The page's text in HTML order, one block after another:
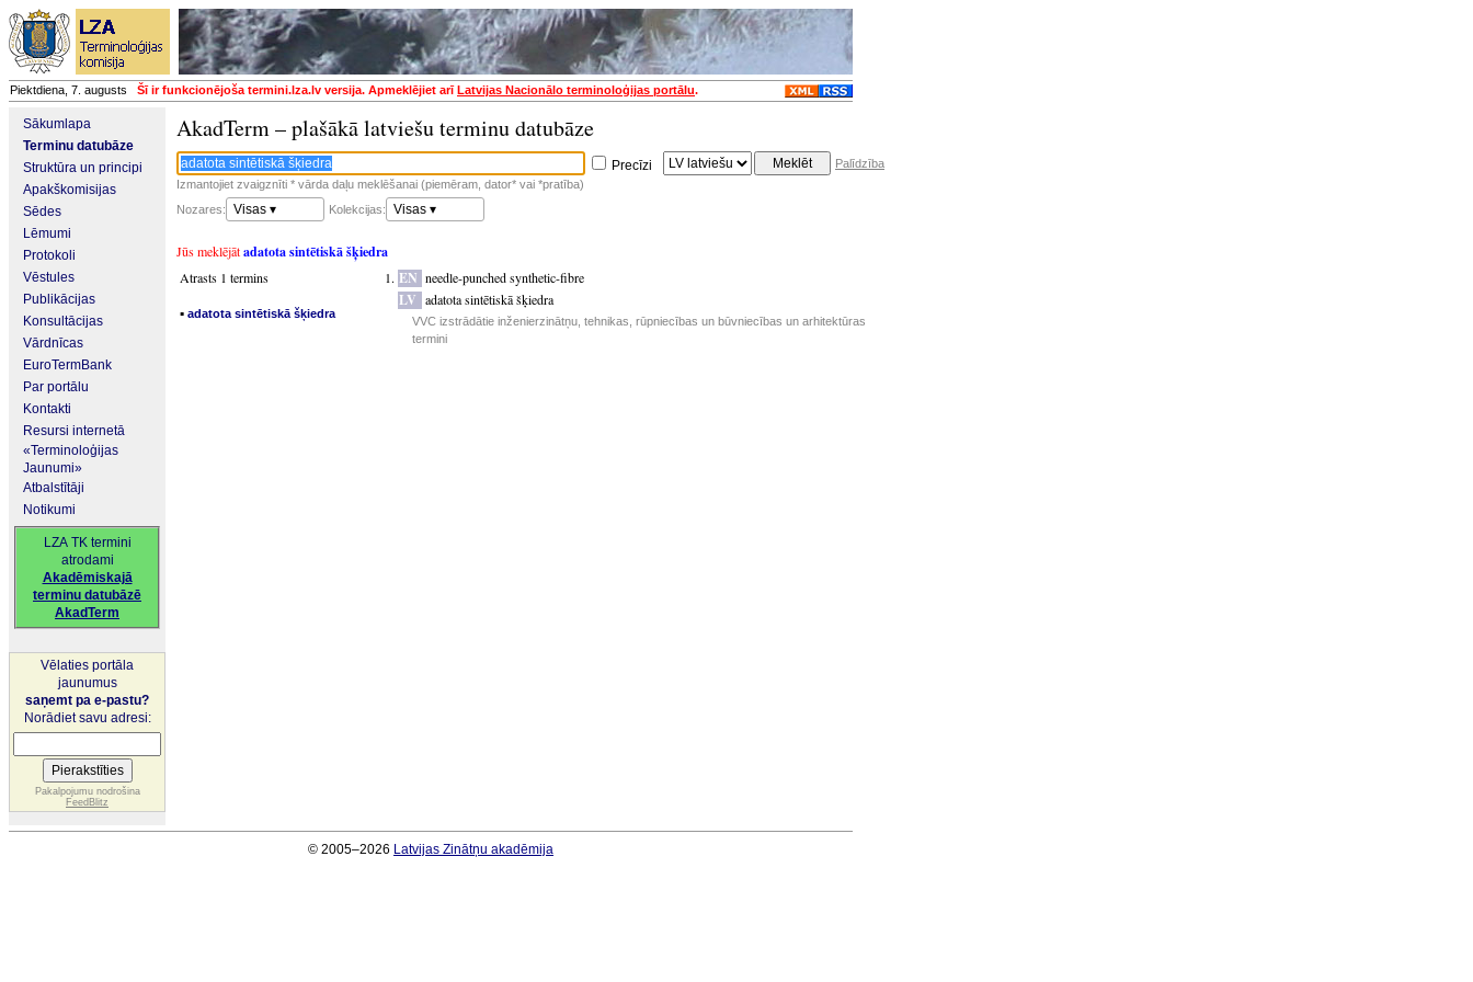
Piektdiena, 7. augusts Šī ir funkcionējoša termini.lza.lv versija. Apmeklējiet arīLatvijas Nacionālo terminoloģijas portālu.
Sākumlapa
Terminu datubāze
Struktūra un principi
Apakškomisijas
Sēdes
Lēmumi
Protokoli
Vēstules
Publikācijas
Konsultācijas
Vārdnīcas
EuroTermBank
Par portālu
Kontakti
Resursi internetā
«Terminoloģijas
Jaunumi»
Atbalstītāji
Notikumi
LZA TK termini
atrodami
Akadēmiskajā
terminu datubāzē
AkadTerm
Vēlaties portāla
jaunumus
saņemt pa e-pastu?
Norādiet savu adresi:
Pakalpojumu nodrošina
FeedBlitz
AkadTerm – plašākā latviešu terminu datubāze
Precīzi
Palīdzība
Izmantojiet zvaigznīti * vārda daļu meklēšanai (piemēram, dator* vai *pratība)
Nozares:
Visas ▾ Kolekcijas: Visas ▾
Jūs meklējātadatota sintētiskā šķiedra
Atrasts 1 termins
▪ adatota sintētiskā šķiedra
EN needle-punched synthetic-fibre
LV adatota sintētiskā šķiedra
VVC izstrādātie inženierzinātņu, tehnikas, rūpniecības un būvniecības un arhitektūras
termini
© 2005–2026 Latvijas Zinātņu akadēmija